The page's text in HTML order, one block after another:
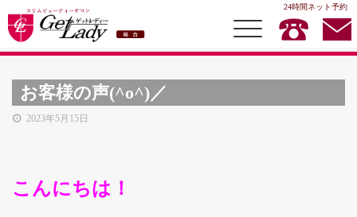
24時間ネット予約
総合TOP
メディセル
お客様の声(^o^)／
2023年5月15日
こんにちは！